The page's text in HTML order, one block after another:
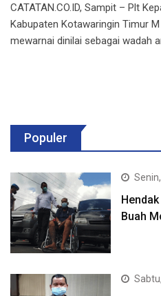
CATATAN.CO.ID, Sampit – Plt
Kabupaten Kotawaringin Timur
mewarnai dinilai sebagai wadah
Populer
Buah